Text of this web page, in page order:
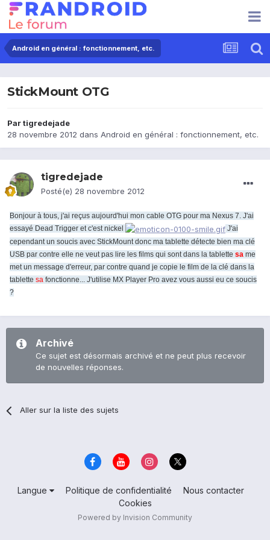
Android en général : fonctionnement, etc.
StickMount OTG
Partigredejade
28 novembre 2012 dans Android en général : fonctionnement, etc.
tigredejade
Posté(e) 28 novembre 2012
Bonjour à tous, j'ai reçus aujourd'hui mon cable OTG pour ma Nexus 7. J'ai
essayé Dead Trigger et c'est nickel
J'ai
cependant un soucis avec StickMount donc ma tablette détecte bien ma clé
USB par contre elle ne veut pas lire les films qui sont dans la tablette sa me
met un message d'erreur, par contre quand je copie le film de la clé dans la
tablette sa fonctionne... J'utilise MX Player Pro avez vous aussi eu ce soucis
?
Archivé
Ce sujet est désormais archivé et ne peut plus recevoir
de nouvelles réponses.
Aller sur la liste des sujets
Langue Politique de confidentialité
Nous contacter
Cookies
Powered by Invision Community